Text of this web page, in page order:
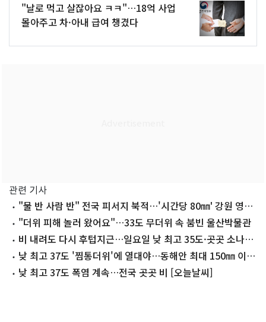
"날로 먹고 살잖아요 ㅋㅋ"…18억 사업
몰아주고 차·아내 급여 챙겼다
관련 기사
"물 반 사람 반" 전국 피서지 북적…'시간당 80㎜' 강원 영동
은 입수 금지
"더위 피해 놀러 왔어요"…33도 무더위 속 붐빈 울산박물관
비 내려도 다시 후텁지근…일요일 낮 최고 35도·곳곳 소나기
[내일날씨]
낮 최고 37도 '찜통더위'에 열대야…동해안 최대 150㎜ 이상
폭우(종합)
낮 최고 37도 폭염 계속…전국 곳곳 비 [오늘날씨]